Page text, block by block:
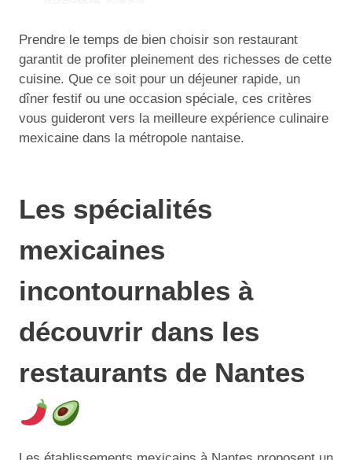
Prendre le temps de bien choisir son restaurant
garantit de profiter pleinement des richesses de cette
cuisine. Que ce soit pour un déjeuner rapide, un
dîner festif ou une occasion spéciale, ces critères
vous guideront vers la meilleure expérience culinaire
mexicaine dans la métropole nantaise.
Les spécialités
mexicaines
incontournables à
découvrir dans les
restaurants de Nantes